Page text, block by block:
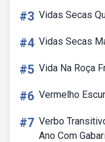
#3 Vidas Secas
#4 Vidas Secas
#5 Vida Na Roça
#6 Vermelho
#7 Verbo
Ano Com